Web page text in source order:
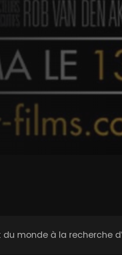
monde à la recherche